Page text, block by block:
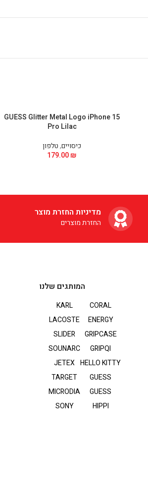
GUESS Glitter Metal Logo iPhone 15
Pro Lilac
כיסויים,טלפון
179.00₪
מדיניות החזרת מוצר
החזרת מוצרים
המותגים שלנו
CORAL
ENERGY
GRIPCASE
GRIPQI
HELLO KITTY
GUESS
GUESS
HIPPI
KARL
LACOSTE
SLIDER
SOUNARC
JETEX
TARGET
MICRODIA
SONY